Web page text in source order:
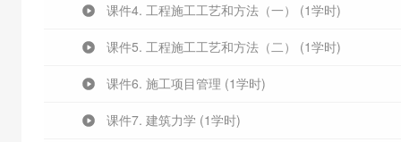
课件4. 工程施工工艺和方法（一） (1学时)
课件5. 工程施工工艺和方法（二） (1学时)
课件6. 施工项目管理 (1学时)
课件7. 建筑力学 (1学时)